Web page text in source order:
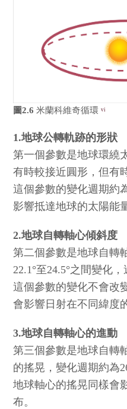
圖2.6 米蘭科維奇循環vi
1.地球公轉軌跡的形狀
第一個參數是地球環繞
有時較接近圓形，但有
這個參數的變化週期約
影響抵達地球的太陽能
2.地球自轉軸心傾斜度
第二個參數是地球自轉
22.1°至24.5°之間變化，
這個參數的變化不會改
會影響日射在不同緯度
3.地球自轉軸心的進動
第三個參數是地球自轉
的搖晃，變化週期約為
地球軸心的搖晃同樣會
布。